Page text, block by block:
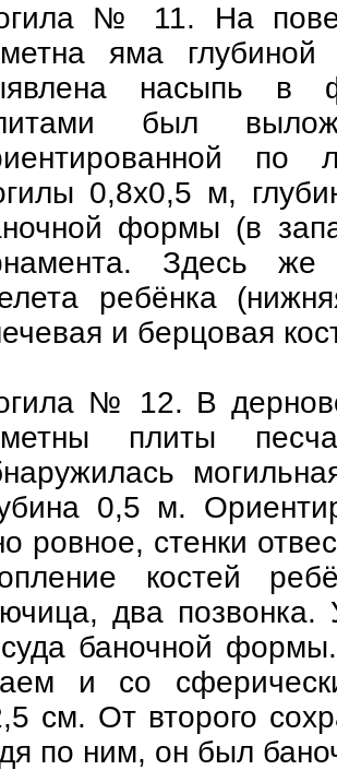
№ 11. На
яма
насыпь в
был
по
0,8х0,5 м,
формы (в
Здесь же
ребёнка
и берцовая
№ 12. В
плиты
0,5 м.
ровное, стенки
костей
два позвонка.
баночной
и со
см. От второго
по ним, он был